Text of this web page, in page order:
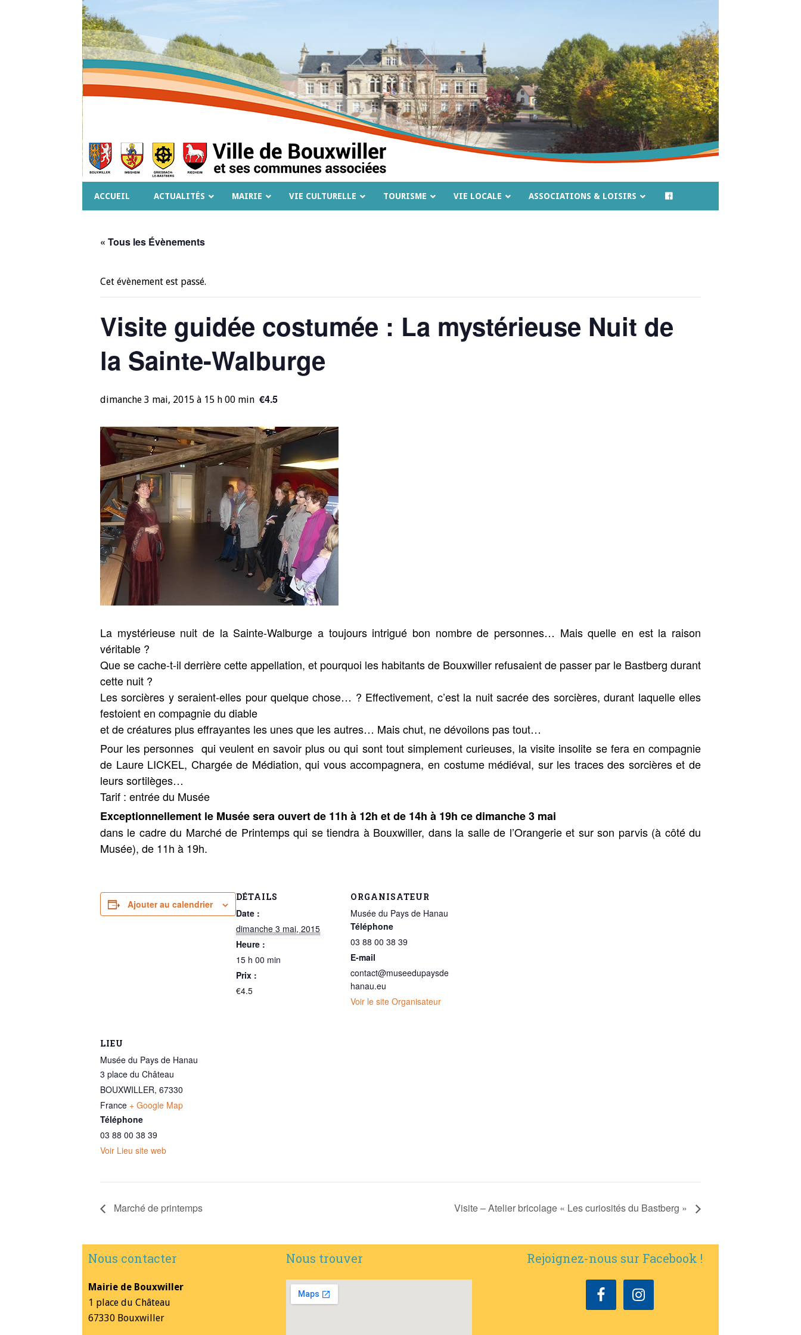
ACCUEIL ACTUALITÉS MAIRIE VIE CULTURELLE TOURISME VIE LOCALE ASSOCIATIONS & LOISIRS
« Tous les Évènements
Cet évènement est passé.
Visite guidée costumée : La mystérieuse Nuit de
la Sainte-Walburge
dimanche 3 mai, 2015 à 15 h 00 min €4.5
La mystérieuse nuit de la Sainte-Walburge a toujours intrigué bon nombre de personnes… Mais quelle en est la raison
véritable ?
Que se cache-t-il derrière cette appellation, et pourquoi les habitants de Bouxwiller refusaient de passer par le Bastberg durant
cette nuit ?
Les sorcières y seraient-elles pour quelque chose… ? Effectivement, c’est la nuit sacrée des sorcières, durant laquelle elles
festoient en compagnie du diable
et de créatures plus effrayantes les unes que les autres… Mais chut, ne dévoilons pas tout…
Pour les personnes qui veulent en savoir plus ou qui sont tout simplement curieuses, la visite insolite se fera en compagnie
de Laure LICKEL, Chargée de Médiation, qui vous accompagnera, en costume médiéval, sur les traces des sorcières et de
leurs sortilèges…
Tarif : entrée du Musée
Exceptionnellement le Musée sera ouvert de 11h à 12h et de 14h à 19h ce dimanche 3 mai
dans le cadre du Marché de Printemps qui se tiendra à Bouxwiller, dans la salle de l’Orangerie et sur son parvis (à côté du
Musée), de 11h à 19h.
Ajouter au calendrier
DÉTAILS
Date :
dimanche 3 mai, 2015
Heure :
15 h 00 min
Prix :
€4.5
ORGANISATEUR
Musée du Pays de Hanau
Téléphone
03 88 00 38 39
E-mail
contact@museedupaysde
hanau.eu
Voir le site Organisateur
LIEU
Musée du Pays de Hanau
3 place du Château
BOUXWILLER, 67330
France + Google Map
Téléphone
03 88 00 38 39
Voir Lieu site web
Marché de printemps Visite – Atelier bricolage « Les curiosités du Bastberg »
Nous contacter
Mairie de Bouxwiller
1 place du Château
67330 Bouxwiller
Nous trouver Rejoignez-nous sur Facebook !